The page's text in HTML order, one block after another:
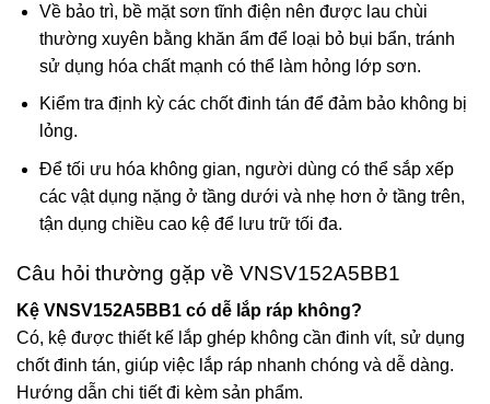
Về bảo trì, bề mặt sơn tĩnh điện nên được lau chùi
thường xuyên bằng khăn ẩm để loại bỏ bụi bẩn, tránh
sử dụng hóa chất mạnh có thể làm hỏng lớp sơn.
Kiểm tra định kỳ các chốt đinh tán để đảm bảo không bị
lỏng.
Để tối ưu hóa không gian, người dùng có thể sắp xếp
các vật dụng nặng ở tầng dưới và nhẹ hơn ở tầng trên,
tận dụng chiều cao kệ để lưu trữ tối đa.
Câu hỏi thường gặp về VNSV152A5BB1
Kệ VNSV152A5BB1 có dễ lắp ráp không?
Có, kệ được thiết kế lắp ghép không cần đinh vít, sử dụng
chốt đinh tán, giúp việc lắp ráp nhanh chóng và dễ dàng.
Hướng dẫn chi tiết đi kèm sản phẩm.